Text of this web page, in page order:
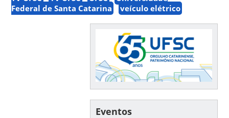
Federal de Santa Catarina
veículo elétrico
Eventos